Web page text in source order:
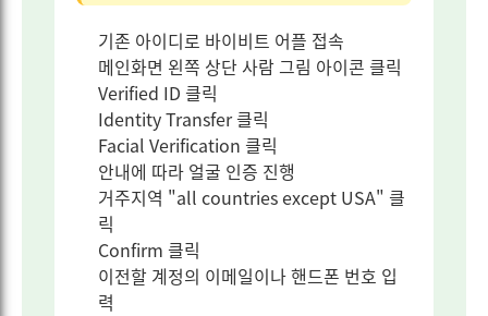
기존 아이디로 바이비트 어플 접속
메인화면 왼쪽 상단 사람 그림 아이콘 클릭
Verified ID 클릭
Identity Transfer 클릭
Facial Verification 클릭
안내에 따라 얼굴 인증 진행
거주지역 "all countries except USA" 클
릭
Confirm 클릭
이전할 계정의 이메일이나 핸드폰 번호 입
력